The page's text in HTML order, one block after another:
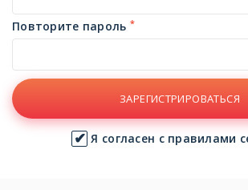
Повторите пароль *
ЗАРЕГИСТРИРОВАТЬСЯ
Я согласен с правилами